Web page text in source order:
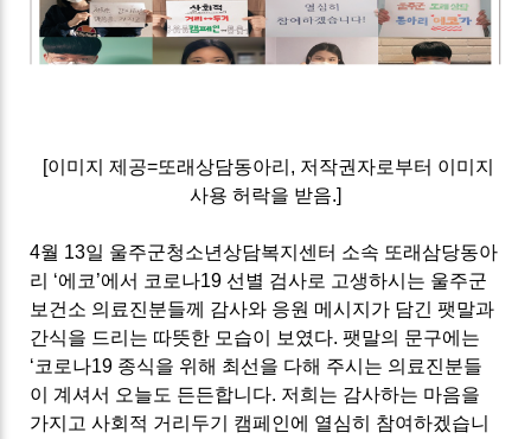
[이미지 제공=또래상담동아리, 저작권자로부터 이미지
사용 허락을 받음.]
4월 13일 울주군청소년상담복지센터 소속 또래삼당동아
리 ‘에코’에서 코로나19 선별 검사로 고생하시는 울주군
보건소 의료진분들께 감사와 응원 메시지가 담긴 팻말과
간식을 드리는 따뜻한 모습이 보였다.팻말의 문구에는
‘코로나19 종식을 위해 최선을 다해 주시는 의료진분들
이 계셔서 오늘도 든든합니다. 저희는 감사하는 마음을
가지고 사회적 거리두기 캠페인에 열심히 참여하겠습니